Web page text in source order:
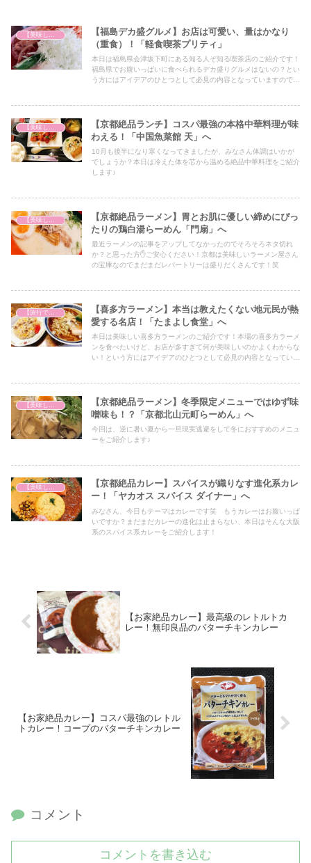
【美味しいは正義】
【福島デカ盛グルメ】お店は可愛い、量はかなり
（重食）！「軽食喫茶プリティ」
本日は福島県会津坂下町にある知る人ぞ知る喫茶店のご紹介です！
福島県でお腹いっぱいに食べられるデカ盛りグルメはないの？とい
う方にはアイデアのひとつとして必見の内容となっていますので、
【京都絶品ランチ】コスパ最強の本格中華料理が味
わえる！「中国魚菜館 天」へ
10月も後半になり寒くなってきましたが、みなさん体調はいかが
でしょうか？本日は冷えた体を芯から温める絶品中華料理をご紹介
します♪
【京都絶品ラーメン】胃とお肌に優しい締めにぴっ
たりの鶏白湯らーめん「門扇」へ
最近ラーメンの記事をアップしてなかったのでそろそろネタ切れ
か？と思った方✋ご安心ください！京都は美味しいラーメン屋さん
の宝庫なのでまだまだレパートリーは盛りだくさんです！笑
【喜多方ラーメン】本当は教えたくない地元民が熱
愛する名店！「たまよし食堂」へ
本日は美味しい喜多方ラーメンのご紹介です！本場の喜多方ラーメ
ンを食べたいけど、お店が多すぎて何が美味しいのかよくわからな
い！という方にはアイデアのひとつとして必見の内容となっていま
【京都絶品ラーメン】冬季限定メニューではゆず味
噌味も！？「京都北山元町らーめん」へ
今回は、逆に暑い夏から一旦現実逃避をして冬におすすめのメニュ
ーをご紹介します♪
【京都絶品カレー】スパイスが織りなす進化系カレ
ー！「ヤカオス スパイス ダイナー」へ
みなさん、今日もテーマはカレーです笑 もうカレーはお腹いっぱ
いですか？まだまだカレーの進化は止まらない、本日はそんな大阪
系のスパイス系カレーをご紹介します！
【お家絶品カレー】最高級のレトルトカ
レー！無印良品のバターチキンカレー
【お家絶品カレー】コスパ最強のレトル
トカレー！コープのバターチキンカレー
コメント
コメントを書き込む